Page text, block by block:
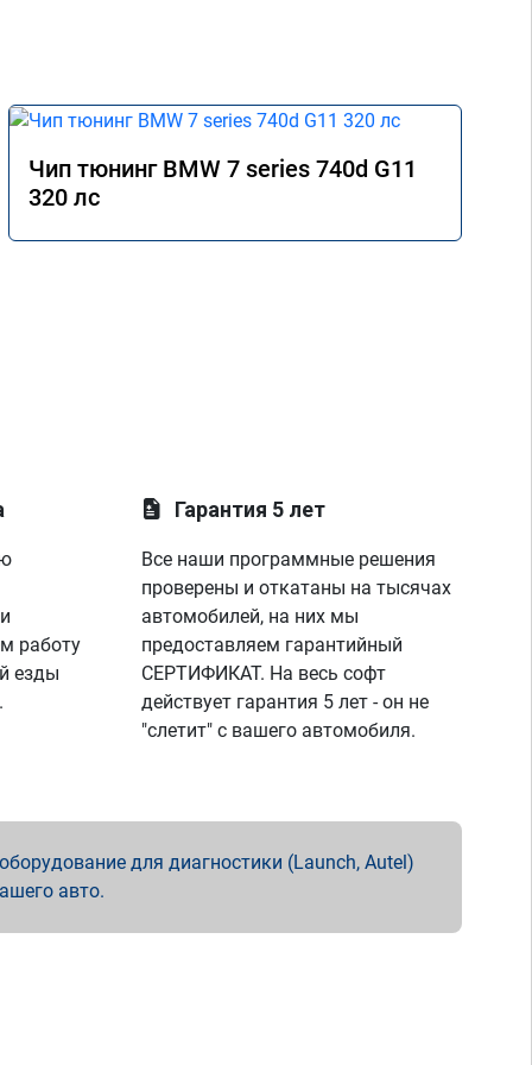
цилиндра,льет,еду к себе в гараж,меняю и
по сервисам Томска,мне то одно скажут,то
другое,менял всё что говорили,но никто
Чип тюнинг BMW 7 series 740d G11
320 лс
работу
езды
Гарантия 5 лет
Все наши программные решения
проверены и откатаны на тысячах
автомобилей, на них мы
предоставляем гарантийный
СЕРТИФИКАТ. На весь софт
действует гарантия 5 лет - он не
"слетит" с вашего автомобиля.
для диагностики (Launch, Autel)
авто.